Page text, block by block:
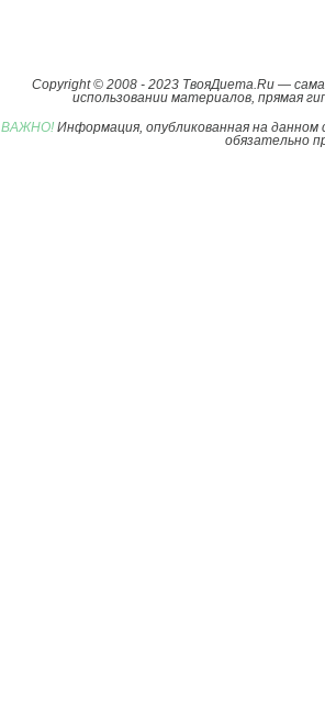
Copyright © 2008 - 2023 ТвояДиета.Ru —
использовании материалов, прямая
ВАЖНО! Информация, опубликованная на
обязательно